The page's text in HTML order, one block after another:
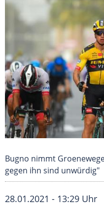
Bugno nimmt
gegen ihn sind unwürdig"
28.01.2021 - 13:29 Uhr